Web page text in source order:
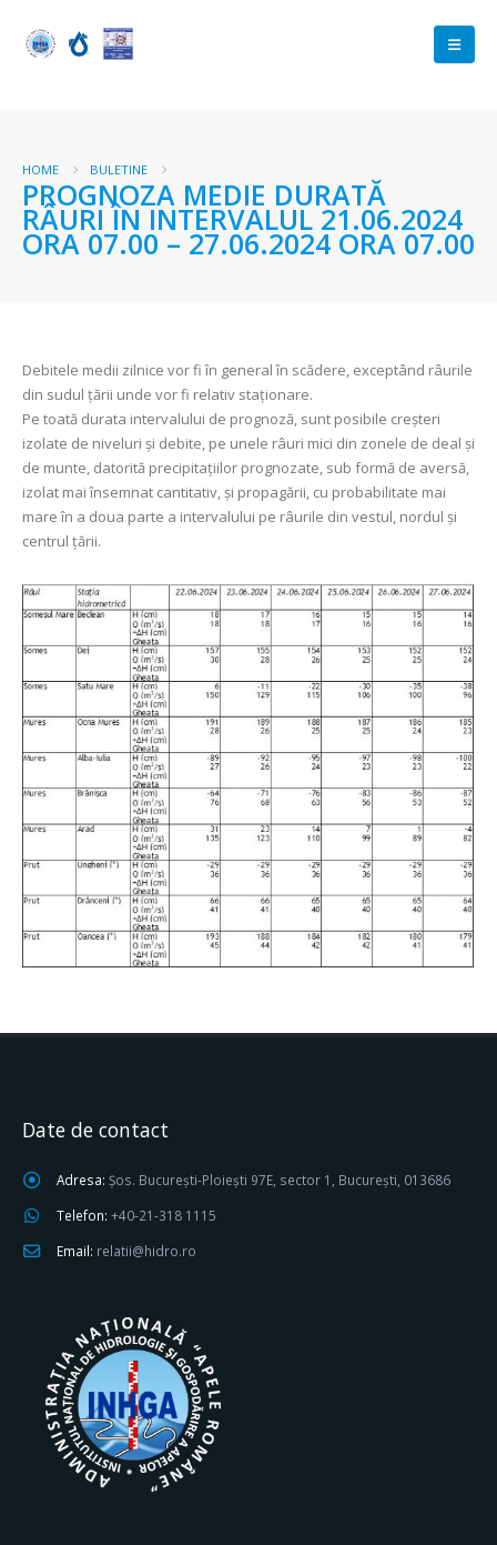
HOME BULETINE
PROGNOZA MEDIE DURATĂ
RÂURI ÎN INTERVALUL 21.06.2024
ORA 07.00 – 27.06.2024 ORA 07.00
Debitele medii zilnice vor fi în general în scădere, exceptând râurile
din sudul țării unde vor fi relativ staționare.
Pe toată durata intervalului de prognoză, sunt posibile creșteri
izolate de niveluri și debite, pe unele râuri mici din zonele de deal și
de munte, datorită precipitațiilor prognozate, sub formă de aversă,
izolat mai însemnat cantitativ, și propagării, cu probabilitate mai
mare în a doua parte a intervalului pe râurile din vestul, nordul și
centrul ţării.
Date de contact
Adresa: Șos. București-Ploiești 97E, sector 1, București, 013686
Telefon: +40-21-318 1115
Email: relatii@hidro.ro